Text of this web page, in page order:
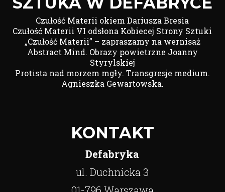
Czułość Materii okiem Dariusza Bresia
Czułość Materii VI odsłona Kobiecej Strony Sztuki
„Czułość Materii” – zapraszamy na wernisaż
Abstract Mind. Obrazy powietrzne Joanny
Styrylskiej
Protista nad morzem mgły. Transgresje medium.
Agnieszka Gewartowska.
KONTAKT
Defabryka
ul. Duchnicka 3